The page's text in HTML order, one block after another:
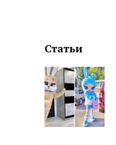
Статьи